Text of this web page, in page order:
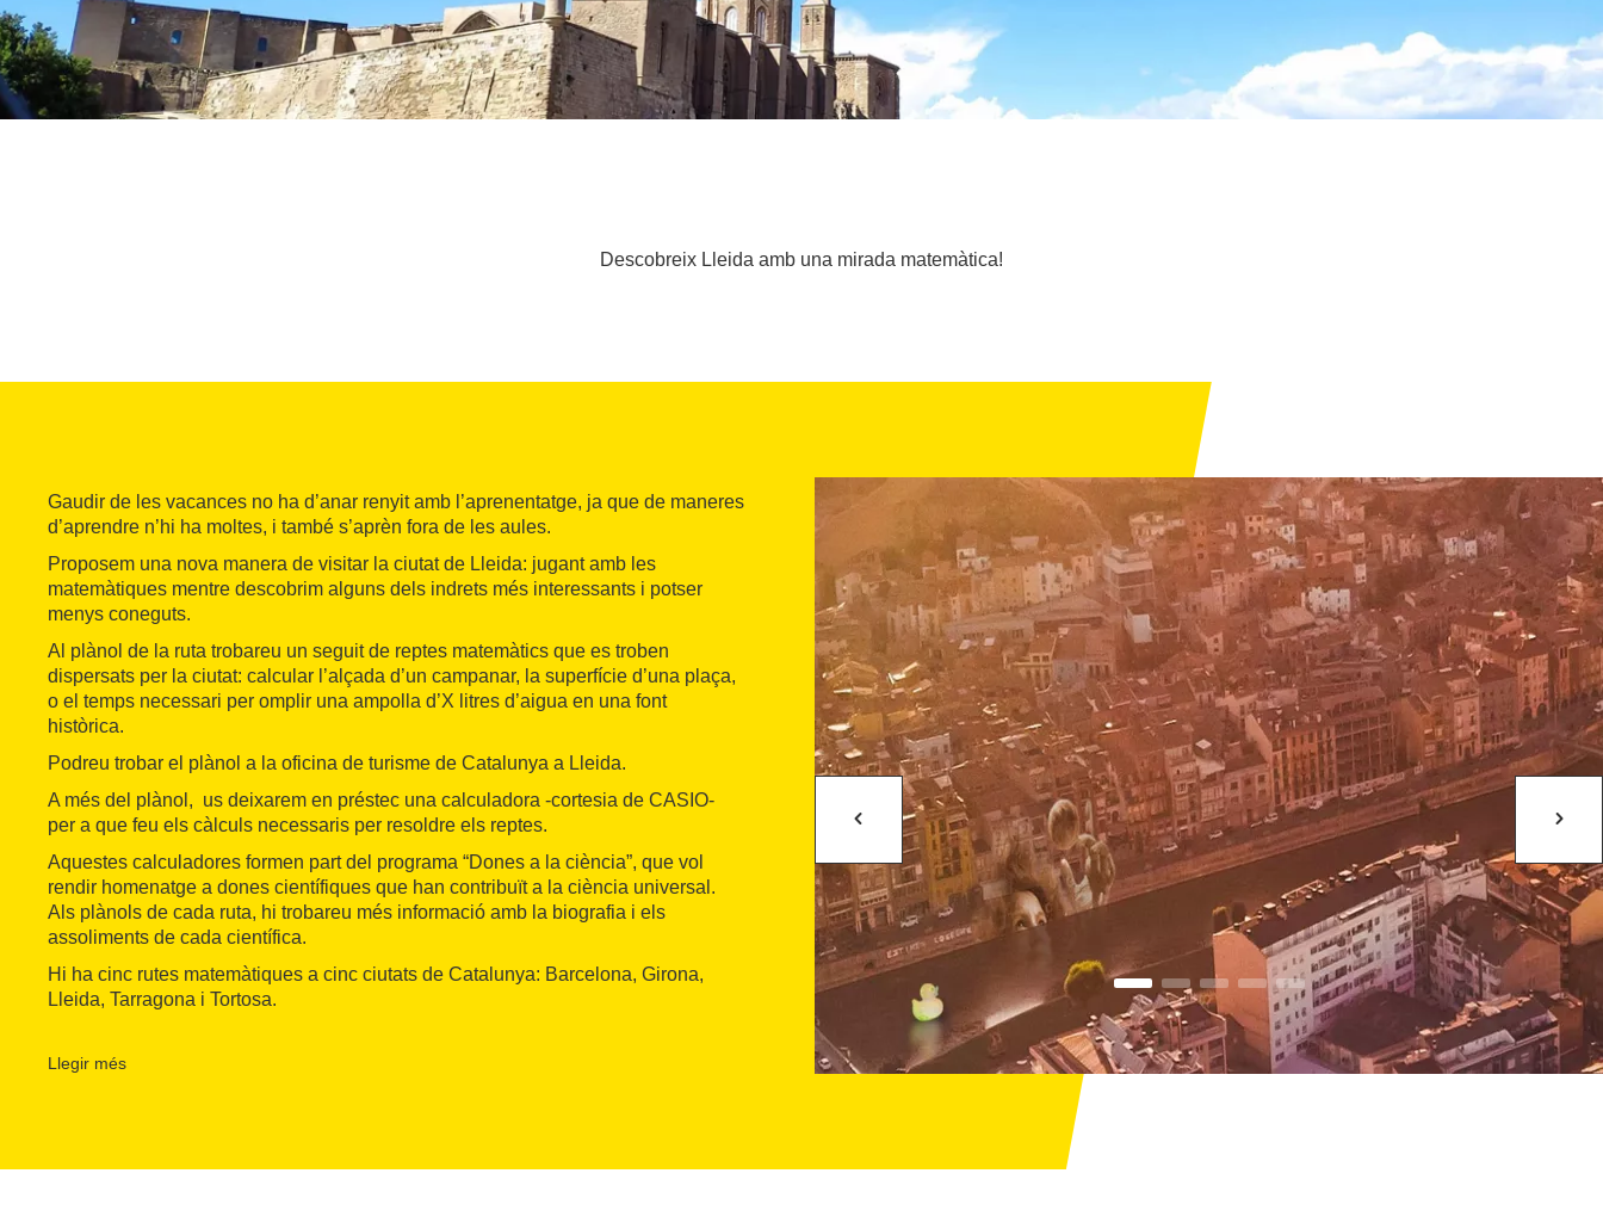
Descobreix Lleida amb una mirada matemàtica!
Gaudir de les vacances no ha d’anar renyit amb l’aprenentatge, ja que de maneres
d’aprendre n’hi ha moltes, i també s’aprèn fora de les aules.
Proposem una nova manera de visitar la ciutat de Lleida: jugant amb les
matemàtiques mentre descobrim alguns dels indrets més interessants i potser
menys coneguts.
Al plànol de la ruta trobareu un seguit de reptes matemàtics que es troben
dispersats per la ciutat: calcular l’alçada d’un campanar, la superfície d’una plaça,
o el temps necessari per omplir una ampolla d’X litres d’aigua en una font
històrica.
Podreu trobar el plànol a la oficina de turisme de Catalunya a Lleida.
A més del plànol, us deixarem en préstec una calculadora -cortesia de CASIO-
per a que feu els càlculs necessaris per resoldre els reptes.
Aquestes calculadores formen part del programa “Dones a la ciència”, que vol
rendir homenatge a dones científiques que han contribuït a la ciència universal.
Als plànols de cada ruta, hi trobareu més informació amb la biografia i els
assoliments de cada científica.
Hi ha cinc rutes matemàtiques a cinc ciutats de Catalunya: Barcelona, Girona,
Lleida, Tarragona i Tortosa.
Generalitat de cadascuna de les ciutats.
Llegir més